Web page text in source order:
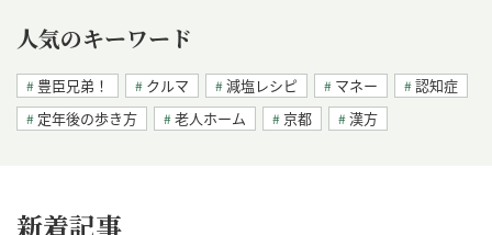
人気のキーワード
豊臣兄弟！ クルマ 減塩レシピ マネー
認知症
定年後の歩き方
老人ホーム 京都 漢方
新着記事